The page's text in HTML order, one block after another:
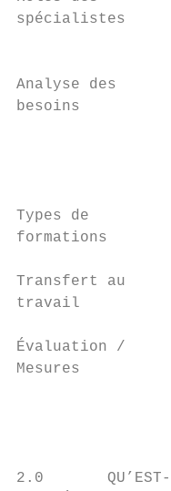
spécialistes
Analyse des
besoins
Types de
formations
Transfert au
travail
Évaluation /
Mesures
2.0       QU’EST-